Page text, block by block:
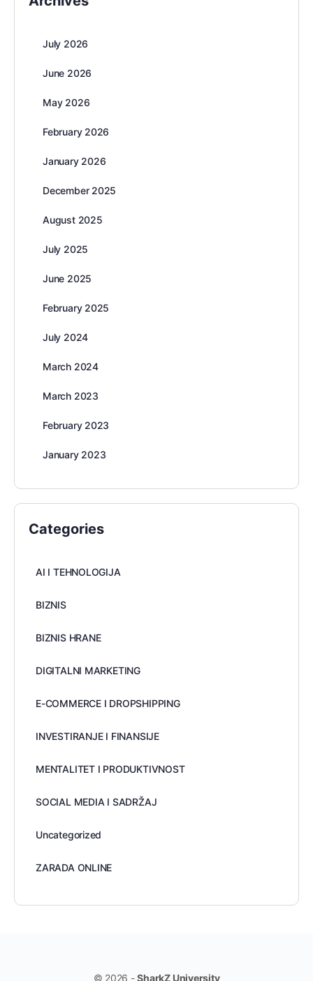
July 2026
June 2026
May 2026
February 2026
January 2026
December 2025
August 2025
July 2025
June 2025
February 2025
July 2024
March 2024
March 2023
February 2023
January 2023
Categories
AI I TEHNOLOGIJA
BIZNIS
BIZNIS HRANE
DIGITALNI MARKETING
E-COMMERCE I DROPSHIPPING
INVESTIRANJE I FINANSIJE
MENTALITET I PRODUKTIVNOST
SOCIAL MEDIA I SADRŽAJ
Uncategorized
ZARADA ONLINE
© 2026 -SharkZ University